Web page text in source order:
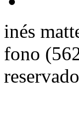
inés
fono